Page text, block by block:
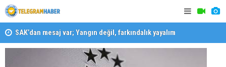
SAK’dan mesaj var; Yangın değil, farkındalık yayalım
Karabağlar ‘da Gazeteci Barış Selçuk saygıyla anıldı